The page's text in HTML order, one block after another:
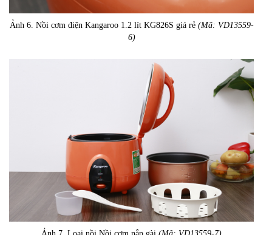
Ảnh 6. Nồi cơm điện Kangaroo 1.2 lít KG826S giá rẻ (Mã: VD13559-
6)